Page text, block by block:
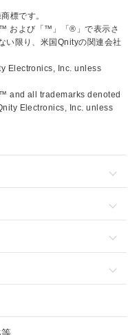
標です。
および「™」「®」で表示さ
い限り、米国Qnityの関連会社
Electronics, Inc. unless
and all trademarks denoted
Electronics, Inc. unless